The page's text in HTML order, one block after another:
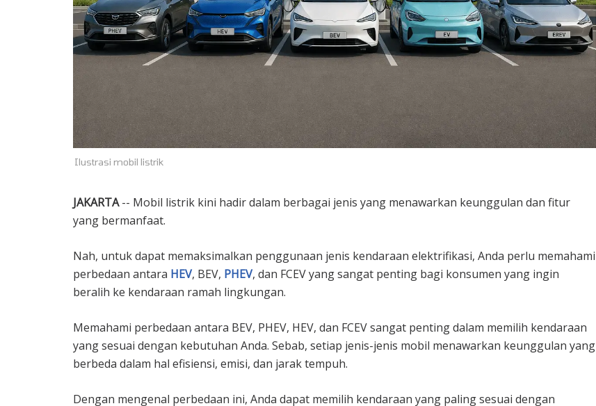
Ilustrasi mobil listrik
JAKARTA-- Mobil listrik kini hadir dalam berbagai jenis yang menawarkan keunggulan dan fitur
yang bermanfaat.
Nah, untuk dapat memaksimalkan penggunaan jenis kendaraan elektrifikasi, Anda perlu memahami
perbedaan antara HEV, BEV, PHEV, dan FCEV yang sangat penting bagi konsumen yang ingin
beralih ke kendaraan ramah lingkungan.
Memahami perbedaan antara BEV, PHEV, HEV, dan FCEV sangat penting dalam memilih kendaraan
yang sesuai dengan kebutuhan Anda. Sebab, setiap jenis-jenis mobil menawarkan keunggulan yang
berbeda dalam hal efisiensi, emisi, dan jarak tempuh.
Dengan mengenal perbedaan ini, Anda dapat memilih kendaraan yang paling sesuai dengan